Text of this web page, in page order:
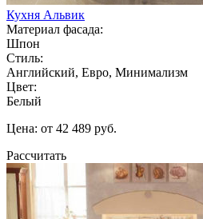
Кухня Альвик
Материал фасада:
Шпон
Стиль:
Английский, Евро, Минимализм
Цвет:
Белый
Цена: от 42 489 руб.
Рассчитать